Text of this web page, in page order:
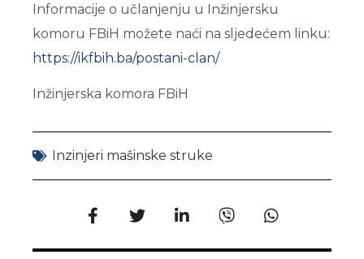
Informacije o učlanjenju u Inžinjersku
komoru FBiH možete naći na sljedećem linku:
https://ikfbih.ba/postani-clan/
Inžinjerska komora FBiH
Inzinjeri mašinske struke